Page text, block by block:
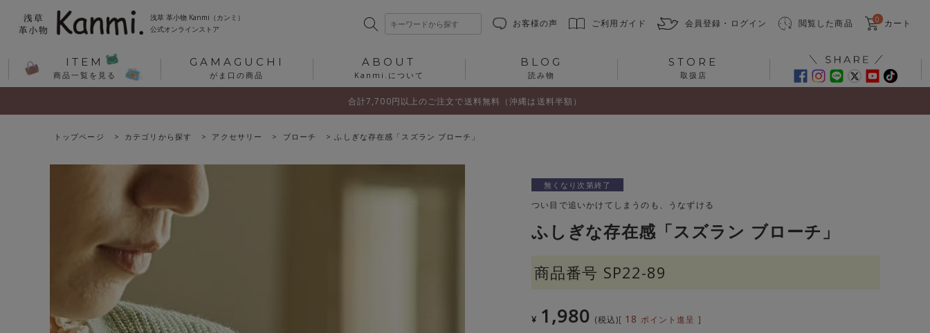
浅草 革小物 Kanmi（カンミ）
公式オンラインストア
お客様の声 ご利用ガイド 会員登録・ログイン 閲覧した商品 0 カート
ITEM
商品一覧を見る
GAMAGUCHI
がま口の商品
ABOUT
Kanmi.について
BLOG
読み物
STORE
取扱店
合計7,700円以上のご注文で送料無料（沖縄は送料半額）
トップページ カテゴリから探す アクセサリー ブローチ ふしぎな存在感「スズラン ブローチ」
無くなり次第終了
つい目で追いかけてしまうのも、うなずける
ふしぎな存在感「スズラン ブローチ」
商品番号 SP22-89
¥ 1,980 税込 [ 18 ポイント進呈 ]